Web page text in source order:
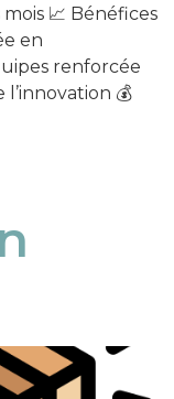
📈 Bénéfices
en
renforcée
💰